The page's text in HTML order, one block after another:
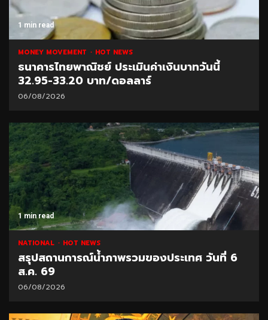
1 min read
MONEY MOVEMENT HOT NEWS
ธนาคารไทยพาณิชย์ ประเมินค่าเงินบาทวันนี้
32.95-33.20 บาท/ดอลลาร์
06/08/2026
1 min read
NATIONAL HOT NEWS
สรุปสถานการณ์น้ำภาพรวมของประเทศ วันที่ 6
ส.ค. 69
06/08/2026